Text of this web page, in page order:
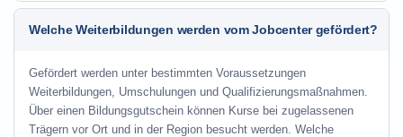
Welche Weiterbildungen werden vom Jobcenter gefördert?
Gefördert werden unter bestimmten Voraussetzungen
Weiterbildungen, Umschulungen und Qualifizierungsmaßnahmen.
Über einen Bildungsgutschein können Kurse bei zugelassenen
Trägern vor Ort und in der Region besucht werden. Welche